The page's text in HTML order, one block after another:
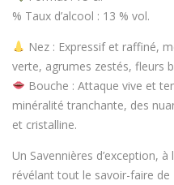
% Taux d’alcool : 13 % vol.
Nez: Expressif et raffiné,
verte, agrumes zestés, fleurs
Bouche : Attaque vive et
minéralité tranchante, des
et cristalline.
Un Savennières d’exception, à
révélant tout le savoir-faire de